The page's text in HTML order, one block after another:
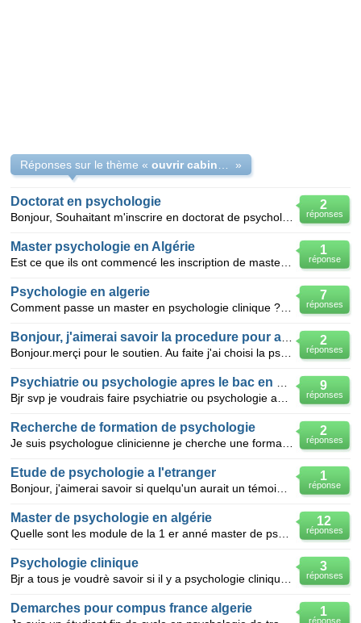
Réponses sur le thème « »
2
réponses
Doctorat en psychologie
1
réponse
Master psychologie en Algérie
7
réponses
Psychologie en algerie
2
réponses
9
réponses
2
réponses
Recherche de formation de psychologie
1
réponse
Etude de psychologie a l'etranger
12
réponses
Master de psychologie en algérie
3
réponses
Psychologie clinique
1
réponse
Demarches pour compus france algerie